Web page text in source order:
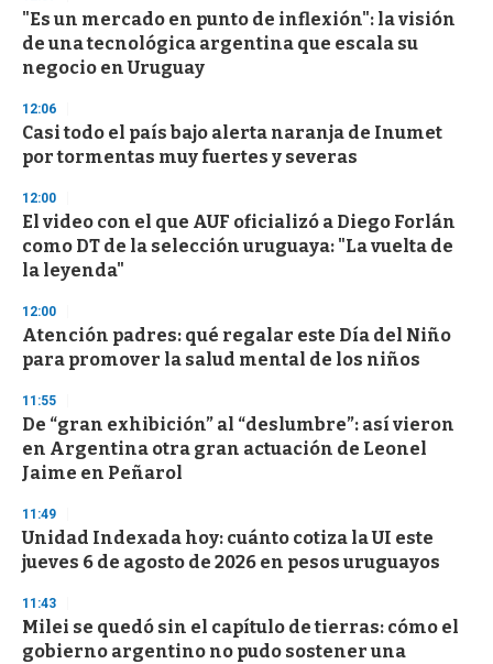
s
o
f
3
s
e
c
o
d
s
"Es un mercado en punto de inflexión": la visión
de una tecnológica argentina que escala su
negocio en Uruguay
12:06
Casi todo el país bajo alerta naranja de Inumet
por tormentas muy fuertes y severas
12:00
El video con el que AUF oficializó a Diego Forlán
como DT de la selección uruguaya: "La vuelta de
la leyenda"
12:00
Atención padres: qué regalar este Día del Niño
para promover la salud mental de los niños
11:55
De “gran exhibición” al “deslumbre”: así vieron
en Argentina otra gran actuación de Leonel
Jaime en Peñarol
11:49
Unidad Indexada hoy: cuánto cotiza la UI este
jueves 6 de agosto de 2026 en pesos uruguayos
11:43
Milei se quedó sin el capítulo de tierras: cómo el
gobierno argentino no pudo sostener una